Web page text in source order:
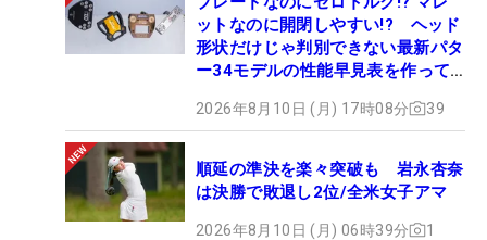
ットなのに開閉しやすい!? ヘッド
形状だけじゃ判別できない最新パタ
ー34モデルの性能早見表を作って
2026年8月10日 (月) 17時08分 39
順延の準決を楽々突破も 岩永杏奈
は決勝で敗退し2位/全米女子アマ
2026年8月10日 (月) 06時39分 1